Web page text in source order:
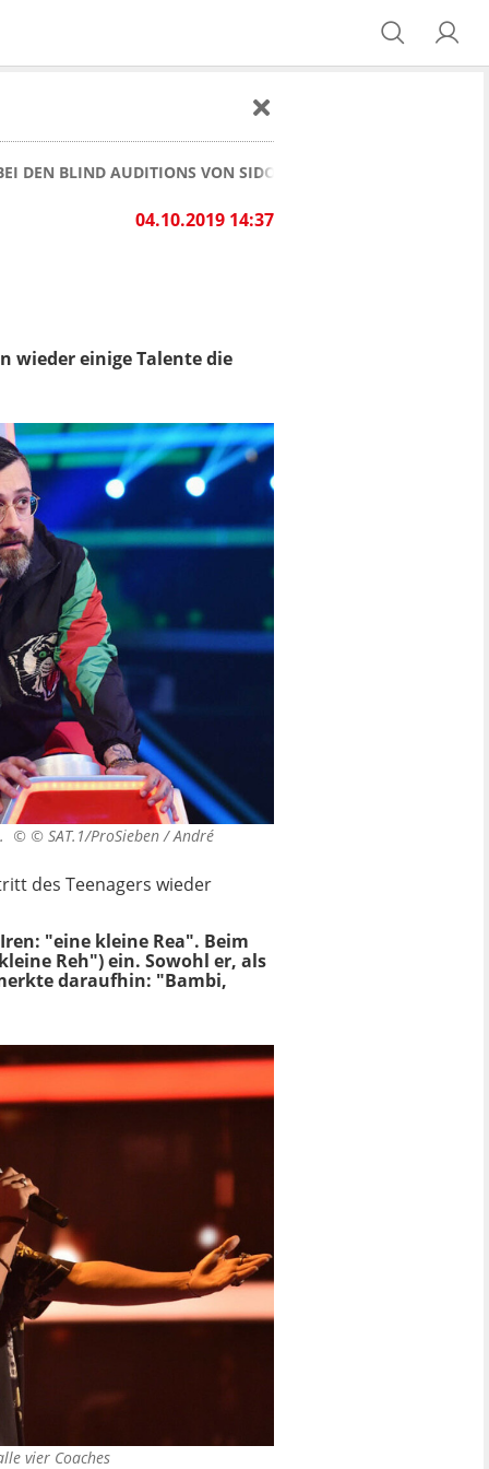
DEN BLIND AUDITIONS VON SIDO GEGEN BUSHIDO
04.10.2019 14:37
wieder einige Talente die
© © SAT.1/ProSieben / André
des Teenagers wieder
"eine kleine Rea". Beim
Reh") ein. Sowohl er, als
daraufhin: "Bambi,
vier Coaches